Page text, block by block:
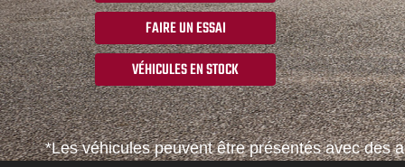
FAIRE UN ESSAI
VÉHICULES EN STOCK
*Les véhicules peuvent être présentés avec des